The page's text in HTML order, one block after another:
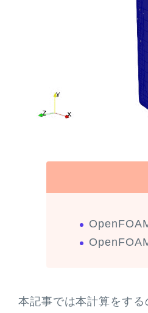
本記事では本計算をす